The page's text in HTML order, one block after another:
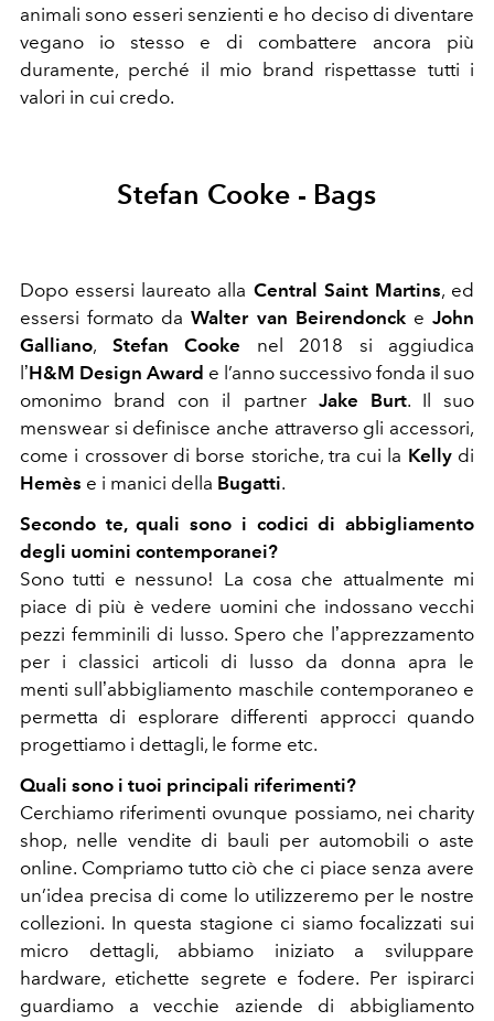
animali sono esseri senzienti e ho deciso di diventare
vegano io stesso e di combattere ancora più
duramente, perché il mio brand rispettasse tutti i
valori in cui credo.
Stefan Cooke - Bags
Dopo essersi laureato alla Central Saint Martins, ed
essersi formato daWalter van Beirendoncke John
Galliano, Stefan Cooke nel 2018 si aggiudica
lʼH&M Design Award e l’anno successivo fonda il suo
omonimo brand con il partner Jake Burt. Il suo
menswear si definisce anche attraverso gli accessori,
come i crossover di borse storiche, tra cui la Kellydi
Hemès e i manici della Bugatti.
Secondo te, quali sono i codici di abbigliamento
degli uomini contemporanei?
Sono tutti e nessuno! La cosa che attualmente mi
piace di più è vedere uomini che indossano vecchi
pezzi femminili di lusso. Spero che lʼapprezzamento
per i classici articoli di lusso da donna apra le
menti sullʼabbigliamento maschile contemporaneo e
permetta di esplorare differenti approcci quando
progettiamo i dettagli, le forme etc.
Quali sono i tuoi principali riferimenti?
Cerchiamo riferimenti ovunque possiamo, nei charity
shop, nelle vendite di bauli per automobili o aste
online. Compriamo tutto ciò che ci piace senza avere
un’idea precisa di come lo utilizzeremo per le nostre
collezioni. In questa stagione ci siamo focalizzati sui
micro dettagli, abbiamo iniziato a sviluppare
hardware, etichette segrete e fodere. Per ispirarci
guardiamo a vecchie aziende di abbigliamento